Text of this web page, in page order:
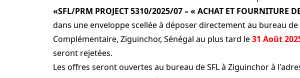
«SFL/PRM PROJECT 5310/2025/07 – « ACHAT ET FOURNITURE
dans une enveloppe scellée à déposer directement au bureau de
Complémentaire, Ziguinchor, Sénégal au plus tard le31 Août
seront rejetées.
Les offres seront ouvertes au bureau de SFL à Ziguinchor à